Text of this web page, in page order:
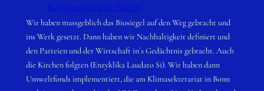
Religionswissenschaften
Wir haben massgeblich das Biosiegel auf den Weg gebracht und
ins Werk gesetzt. Dann haben wir Nachhaltigkeit definiert und
den Parteien und der Wirtschaft in´s Gedächtnis gebracht. Auch
die Kirchen folgten (Enzyklika Laudato Si). Wir haben dann
Umweltfonds implementiert, die am Klimasekretariat in Bonn